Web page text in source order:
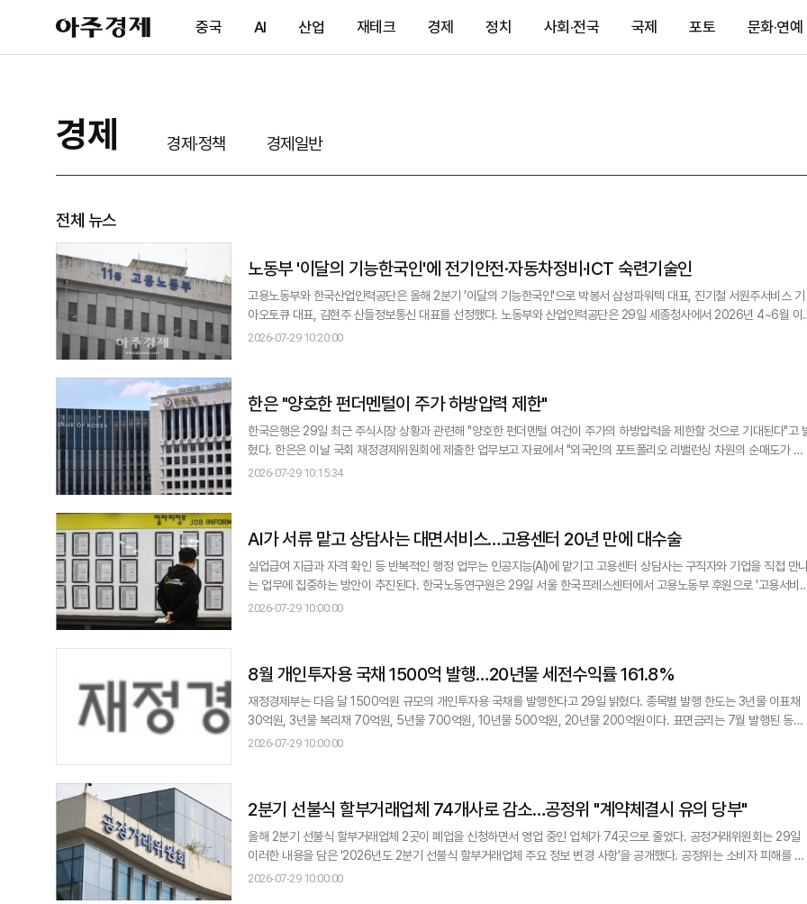
아
주
제
중국 AI 산업 재테크 경제 정치 사회·전국 국제 포토 문화·연예
경제 경제·정책 경제일반
전체 뉴스
노동부 '이달의 기능한국인'에 전기안전·자동차정비·ICT 숙련기술인
고용노동부와 한국산업인력공단은 올해 2분기 '이달의 기능한국인'으로 박봉서 삼성파워텍 대표, 진기철 서원주서비스 기
아오토큐 대표, 김현주 산들정보통신 대표를 선정했다. 노동부와 산업인력공단은 29일 세종청사에서 2026년 4~6월 이
달의 기능한국인 시상식과 간담회를 열고 중소·중견기업 대표 3명에게 증서를 수여했다. 이달의 기능한국인은 산업현장에
2026-07-29 10:20:00
한은 "양호한 펀더멘털이 주가 하방압력 제한"
한국은행은 29일 최근 주식시장 상황과 관련해 "양호한 펀더멘털 여건이 주가의 하방압력을 제한할 것으로 기대된다"고
혔다. 한은은 이날 국회 재정경제위원회에 제출한 업무보고 자료에서 "외국인의 포트폴리오 리밸런싱 차원의 순매도가 지
속되고 있으나, 반도체 기업의 대규모 영업이익 전망 등이 하방 압력을 제한할 수 있을 것"이라고 전망했다. 한은은 "특히 5
2026-07-29 10:15:34
AI가 서류 맡고 상담사는 대면서비스…고용센터 20년 만에 대수술
실업급여 지급과 자격 확인 등 반복적인 행정 업무는 인공지능(AI)에 맡기고 고용센터 상담사는 구직자와 기업을 직접 만
는 업무에 집중하는 방안이 추진된다. 한국노동연구원은 29일 서울 한국프레스센터에서 고용노동부 후원으로 '고용서비스
혁신 전문가 토론회'를 열고 이러한 내용을 담은 '국가 고용서비스 제공 혁신방안'을 발표했다. 이번 토론회는 국가 고용서비
2026-07-29 10:00:00
8월 개인투자용 국채 1500억 발행…20년물 세전수익률 161.8%
재정경제부는 다음 달 1500억원 규모의 개인투자용 국채를 발행한다고 29일 밝혔다. 종목별 발행 한도는 3년물 이표채
30억원, 3년물 복리채 70억원, 5년물 700억원, 10년물 500억원, 20년물 200억원이다. 표면금리는 7월 발행된 동일
연물 국고채의 낙찰금리를 적용한다. 3년물은 연 3.765%, 5년물은 4.165%, 10년물은 4.255%, 20년물은 4.530%
2026-07-29 10:00:00
2분기 선불식 할부거래업체 74개사로 감소…공정위 "계약체결시 유의 당부"
올해 2분기 선불식 할부거래업체 2곳이 폐업을 신청하면서 영업 중인 업체가 74곳으로 줄었다. 공정거래위원회는 29일
이러한 내용을 담은 '2026년도 2분기 선불식 할부거래업체 주요 정보 변경 사항'을 공개했다. 공정위는 소비자 피해를 예
방하기 위해 매 분기 선불식 할부거래업자의 주요 정보 변경 현황을 공개하고 있다. 공정위에 따르면 선불식 할부거래업체
2026-07-29 10:00:00